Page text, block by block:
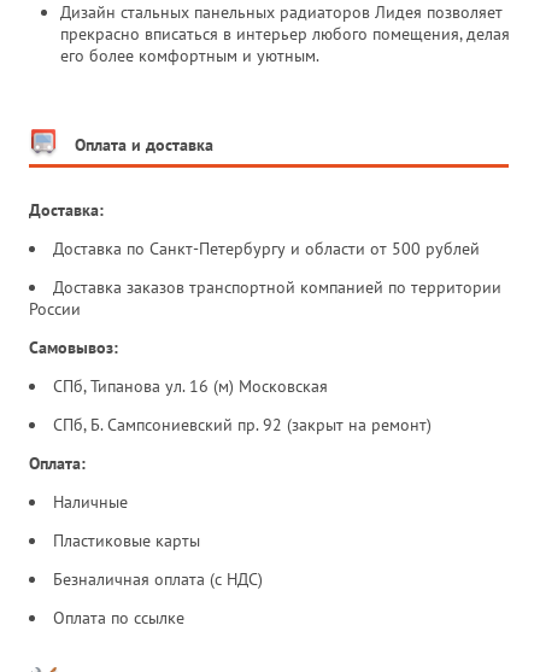
Дизайн стальных панельных радиаторов Лидея позволяет
прекрасно вписаться в интерьер любого помещения, делая
его более комфортным и уютным.
Оплата и доставка
Доставка:
Доставка по Санкт-Петербургу и области от 500 рублей
Доставка заказов транспортной компанией по территории
России
Самовывоз:
СПб, Типанова ул. 16 (м) Московская
СПб, Б. Сампсониевский пр. 92 (закрыт на ремонт)
Оплата:
Наличные
Пластиковые карты
Безналичная оплата (с НДС)
Оплата по ссылке